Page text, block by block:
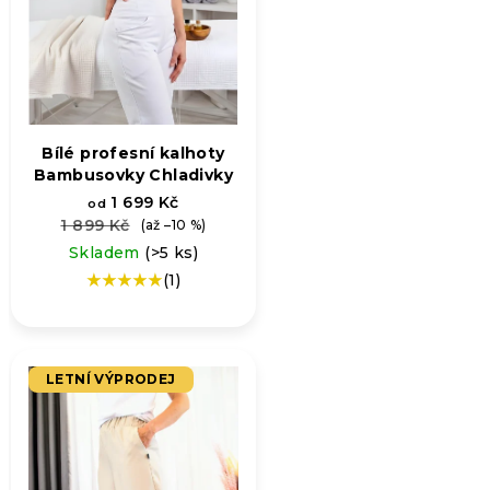
Bílé profesní kalhoty
Bambusovky Chladivky
od 1 699 Kč
1 899 Kč
(až –10 %)
Skladem (>5 ks)
Průměrné
5,0
z
hvězdiček.
(1)
LETNÍ VÝPRODEJ